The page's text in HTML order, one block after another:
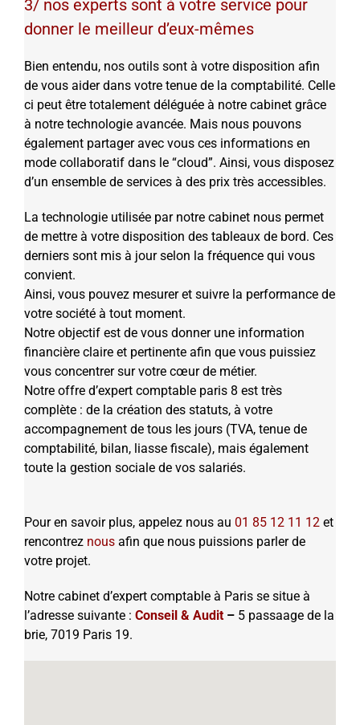
3/ nos experts sont à votre service pour
donner le meilleur d’eux-mêmes
Bien entendu, nos outils sont à votre disposition afin
de vous aider dans votre tenue de la comptabilité. Celle
ci peut être totalement déléguée à notre cabinet grâce
à notre technologie avancée. Mais nous pouvons
également partager avec vous ces informations en
mode collaboratif dans le “cloud”. Ainsi, vous disposez
d’un ensemble de services à des prix très accessibles.
La technologie utilisée par notre cabinet nous permet
de mettre à votre disposition des tableaux de bord. Ces
derniers sont mis à jour selon la fréquence qui vous
convient.
Ainsi, vous pouvez mesurer et suivre la performance de
votre société à tout moment.
Notre objectif est de vous donner une information
financière claire et pertinente afin que vous puissiez
vous concentrer sur votre cœur de métier.
Notre offre d’expert comptable paris 8 est très
complète : de la création des statuts, à votre
accompagnement de tous les jours (TVA, tenue de
comptabilité, bilan, liasse fiscale), mais également
toute la gestion sociale de vos salariés.
Pour en savoir plus, appelez nous au 01 85 12 11 12 et
rencontrez nous afin que nous puissions parler de
votre projet.
Notre cabinet d’expert comptable à Paris se situe à
l’adresse suivante : Conseil & Audit – 5 passaage de la
brie, 7019 Paris 19.